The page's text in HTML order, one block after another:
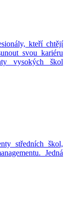
kteří chtějí
svou kariéru
vysokých škol
středních škol,
Jedná